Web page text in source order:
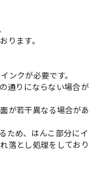
ります。
ンクが必要です。
通りにならない場合が
が若干異なる場合があ
ため、はんこ部分にイ
落とし処理をしており